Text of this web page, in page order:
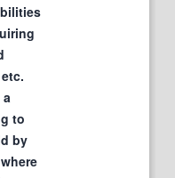
to
by